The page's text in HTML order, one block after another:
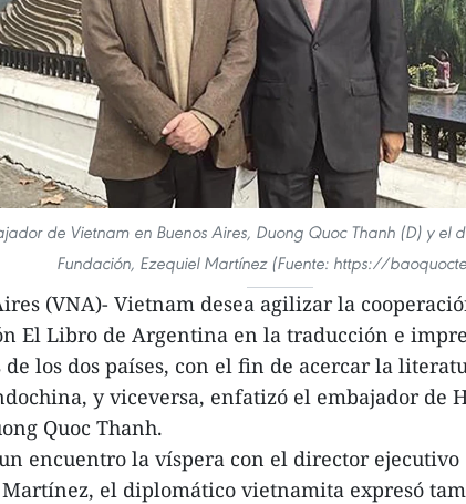
de Vietnam en Buenos Aires, Duong Quoc Thanh (D) y el
Fundación, Ezequiel Martínez (Fuente: https://
(VNA)- Vietnam desea agilizar la
El Libro de Argentina en la traducción e
los dos países, con el fin de acercar la
y viceversa, enfatizó el embajador de
Quoc Thanh.
encuentro la víspera con el director ejecutivo
el diplomático vietnamita expresó